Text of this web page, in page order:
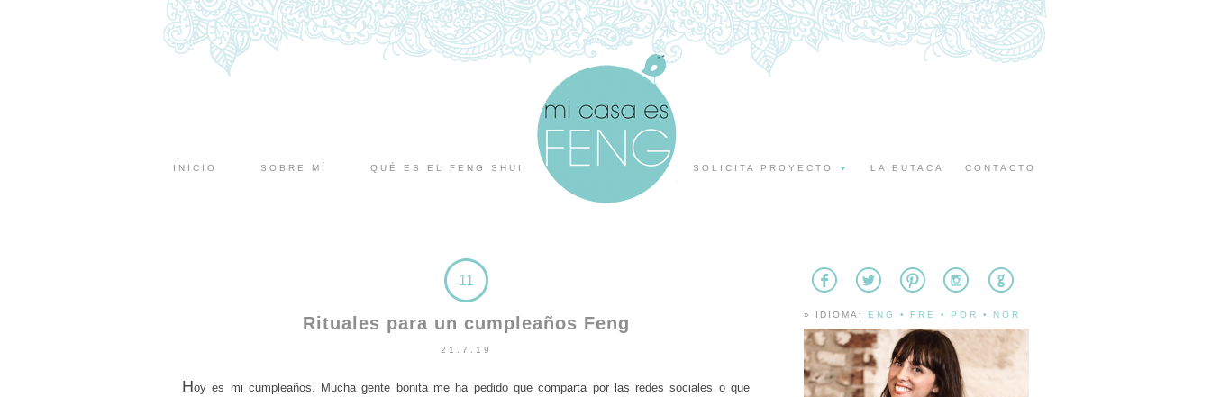
INICIO SOBRE MÍ QUÉ ES EL FENG SHUI SOLICITA PROYECTO ▼ LA BUTACA CONTACTO
11
Rituales para un cumpleaños Feng
21.7.19
Hoy es mi cumpleaños. Mucha gente bonita me ha pedido que comparta por las redes sociales o que
» IDIOMA: ENG • FRE • POR • NOR